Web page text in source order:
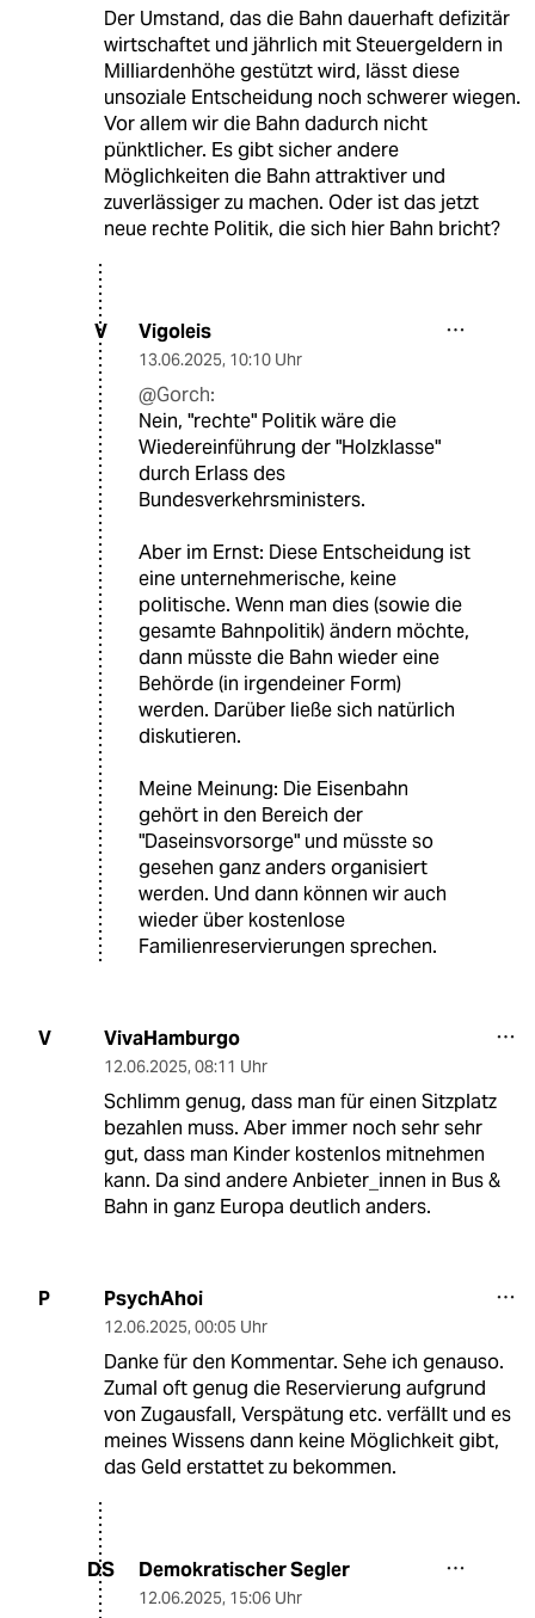
Der Umstand, das die Bahn dauerhaft defizitär
wirtschaftet und jährlich mit Steuergeldern in
Milliardenhöhe gestützt wird, lässt diese
unsoziale Entscheidung noch schwerer wiegen.
Vor allem wir die Bahn dadurch nicht
pünktlicher. Es gibt sicher andere
Möglichkeiten die Bahn attraktiver und
zuverlässiger zu machen. Oder ist das jetzt
neue rechte Politik, die sich hier Bahn bricht?
V Vigoleis
13.06.2025, 10:10 Uhr
@Gorch:
Nein, "rechte" Politik wäre die
Wiedereinführung der "Holzklasse"
durch Erlass des
Bundesverkehrsministers.
Aber im Ernst: Diese Entscheidung ist
eine unternehmerische, keine
politische. Wenn man dies (sowie die
gesamte Bahnpolitik) ändern möchte,
dann müsste die Bahn wieder eine
Behörde (in irgendeiner Form)
werden. Darüber ließe sich natürlich
diskutieren.
Meine Meinung: Die Eisenbahn
gehört in den Bereich der
"Daseinsvorsorge" und müsste so
gesehen ganz anders organisiert
werden. Und dann können wir auch
wieder über kostenlose
Familienreservierungen sprechen.
V VivaHamburgo
12.06.2025, 08:11 Uhr
Schlimm genug, dass man für einen Sitzplatz
bezahlen muss. Aber immer noch sehr sehr
gut, dass man Kinder kostenlos mitnehmen
kann. Da sind andere Anbieter_innen in Bus &
Bahn in ganz Europa deutlich anders.
P PsychAhoi
12.06.2025, 00:05 Uhr
Danke für den Kommentar. Sehe ich genauso.
Zumal oft genug die Reservierung aufgrund
von Zugausfall, Verspätung etc. verfällt und es
meines Wissens dann keine Möglichkeit gibt,
das Geld erstattet zu bekommen.
DS Demokratischer Segler
12.06.2025, 15:06 Uhr